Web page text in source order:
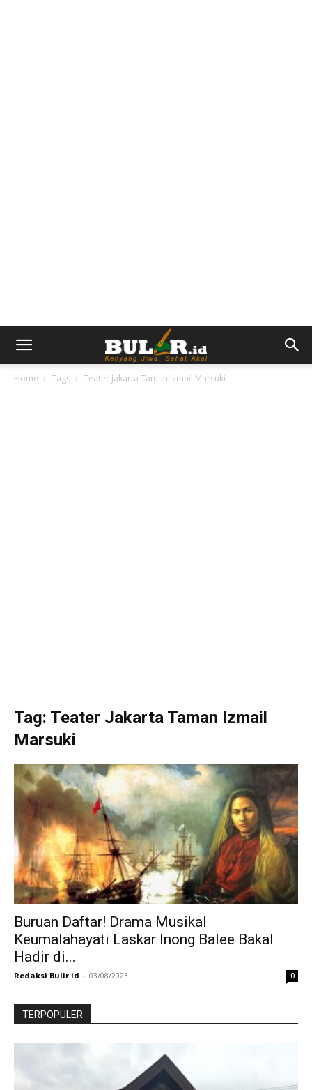
Home Tags Teater Jakarta Taman Izmail Marsuki
Tag: Teater Jakarta Taman Izmail
Marsuki
Buruan Daftar! Drama Musikal
Keumalahayati Laskar Inong Balee Bakal
Hadir di...
Redaksi Bulir.id - 03/08/2023 0
TERPOPULER